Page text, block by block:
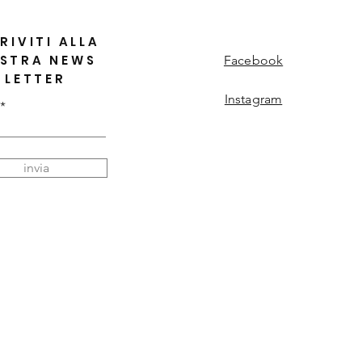
ALLA
NEWS
LETTER
invia
Facebook
Instagram